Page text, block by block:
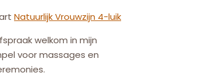
NatuurlijkVrouwzijn 4-luik
welkom in mijn
voor massages en